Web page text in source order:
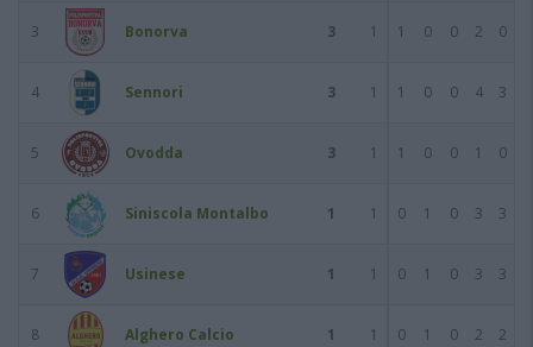
3 Bonorva 3 1 1 0 0 2 0
4 Sennori 3 1 1 0 0 4 3
5 Ovodda 3 1 1 0 0 1 0
6 Siniscola Montalbo 1 1 0 1 0 3 3
7 Usinese 1 1 0 1 0 3 3
8 Alghero Calcio 1 1 0 1 0 2 2